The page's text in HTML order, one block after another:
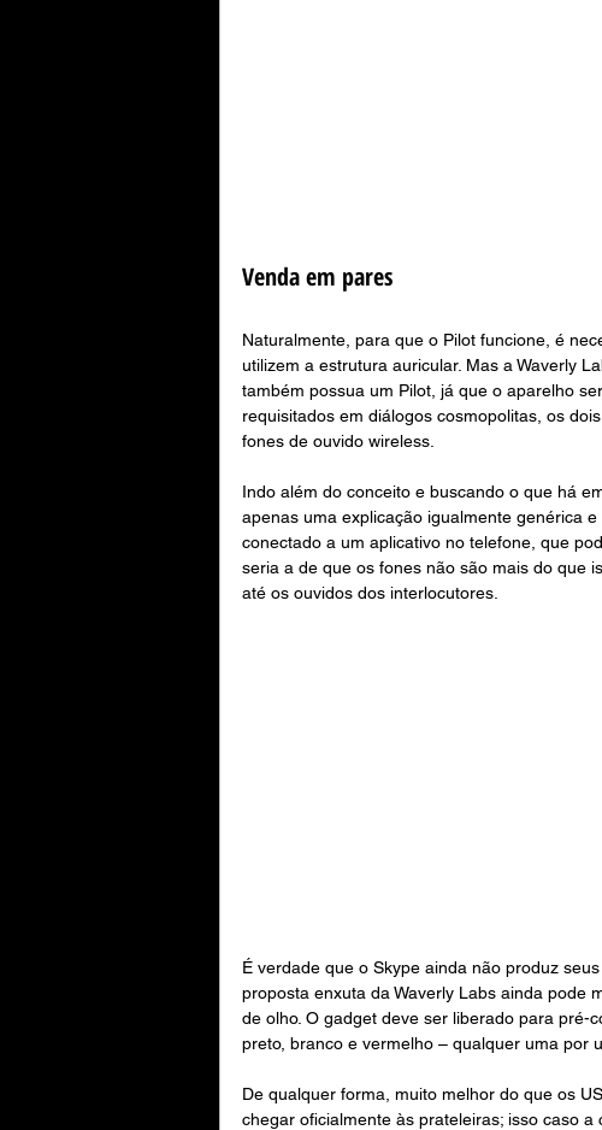
Venda em pares
Naturalmente, para que o Pilot funcione, é
utilizem a estrutura auricular. Mas a Waverly
também possua um Pilot, já que o aparelho
requisitados em diálogos cosmopolitas, os
fones de ouvido wireless.
Indo além do conceito e buscando o que há
apenas uma explicação igualmente genérica
conectado a um aplicativo no telefone, que
seria a de que os fones não são mais do que
até os ouvidos dos interlocutores.
É verdade que o Skype ainda não produz
proposta enxuta da Waverly Labs ainda pode
de olho. O gadget deve ser liberado para pré-
preto, branco e vermelho – qualquer uma por
De qualquer forma, muito melhor do que os
chegar oficialmente às prateleiras; isso caso